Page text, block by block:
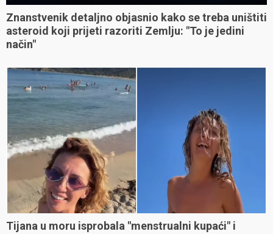
Znanstvenik detaljno objasnio kako se treba uništiti
asteroid koji prijeti razoriti Zemlju: "To je jedini
način"
Tijana u moru isprobala "menstrualni kupaći" i